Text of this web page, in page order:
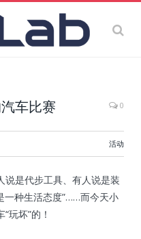
车比赛 0
活动
说是代步工具、有人说是装
一种生活态度”……而今天小
玩坏”的！